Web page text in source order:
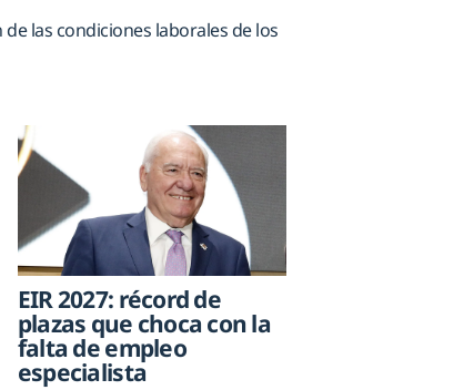
las condiciones laborales de los
EIR 2027: récord de
plazas que choca con la
falta de empleo
especialista